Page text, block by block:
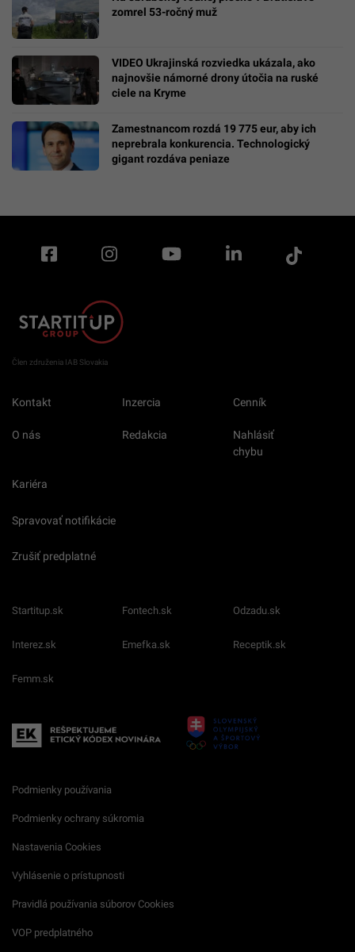
zomrel 53-ročný muž
VIDEO Ukrajinská rozviedka ukázala, ako
najnovšie námorné drony útočia na ruské
ciele na Kryme
Zamestnancom rozdá 19 775 eur, aby ich
neprebrala konkurencia. Technologický
gigant rozdáva peniaze
Člen združenia IAB Slovakia
Kontakt Inzercia Cenník
O nás Redakcia
Nahlásiť
chybu
Kariéra
Spravovať notifikácie
Zrušiť predplatné
Startitup.sk Fontech.sk Odzadu.sk
Interez.sk Emefka.sk Receptik.sk
Femm.sk
Podmienky používania
Podmienky ochrany súkromia
Nastavenia Cookies
Vyhlásenie o prístupnosti
Pravidlá používania súborov Cookies
VOP predplatného